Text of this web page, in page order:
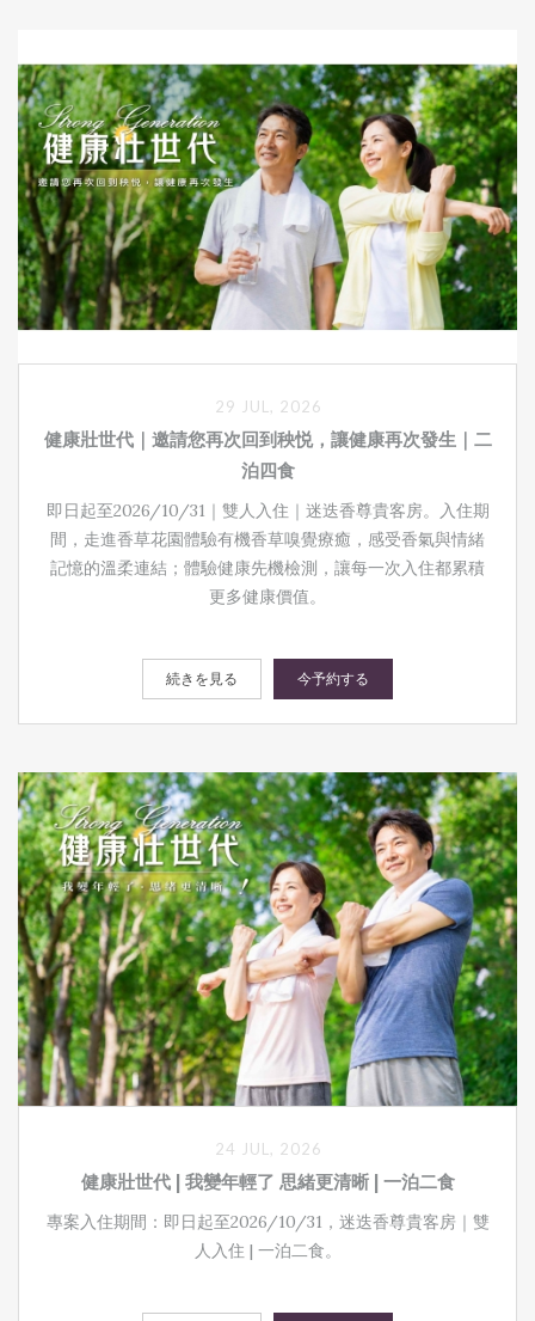
健康壯世代｜邀請您再次回到秧悦，讓健康再次發生｜二
泊四食
即日起至2026/10/31｜雙人入住｜迷迭香尊貴客房。入住期
間，走進香草花園體驗有機香草嗅覺療癒，感受香氣與情緒
記憶的溫柔連結；體驗健康先機檢測，讓每一次入住都累積
更多健康價值。
29 JUL, 2026
続きを見る 今予約する
健康壯世代 | 我變年輕了 思緒更清晰 | 一泊二食
專案入住期間：即日起至2026/10/31，迷迭香尊貴客房｜雙
人入住 | 一泊二食。
24 JUL, 2026